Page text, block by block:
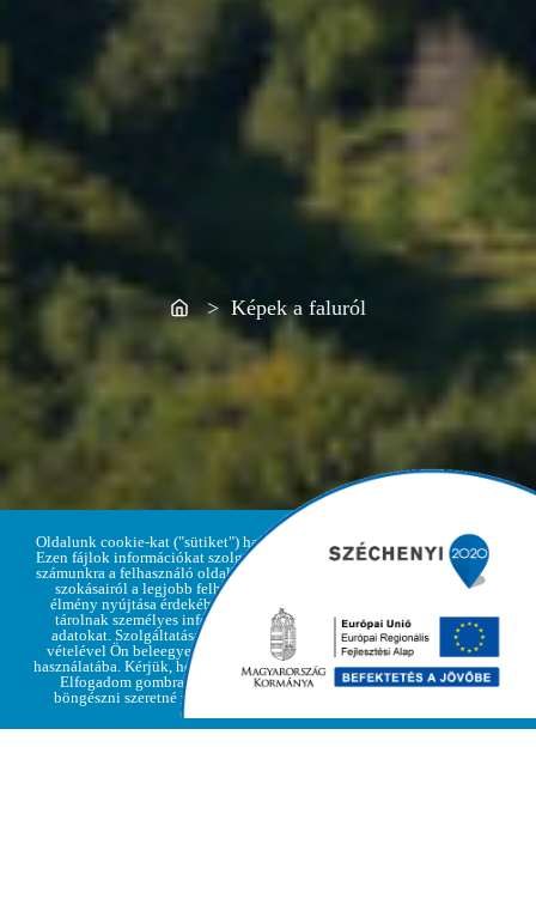
Home> Képek a faluról
Oldalunk cookie-kat ("sütiket") használ.
Ezen fájlok információkat szolgáltatnak
számunkra a felhasználó oldallátogatási
szokásairól a legjobb felhasználói
élmény nyújtása érdekében, de nem
tárolnak személyes információkat,
adatokat. Szolgáltatásaink igénybe
vételével Ön beleegyezik a cookie-k
használatába. Kérjük, hogy kattintson az
Elfogadom gombra, amennyiben
böngészni szeretné weboldalunkat
Elfogadom
irányelvek